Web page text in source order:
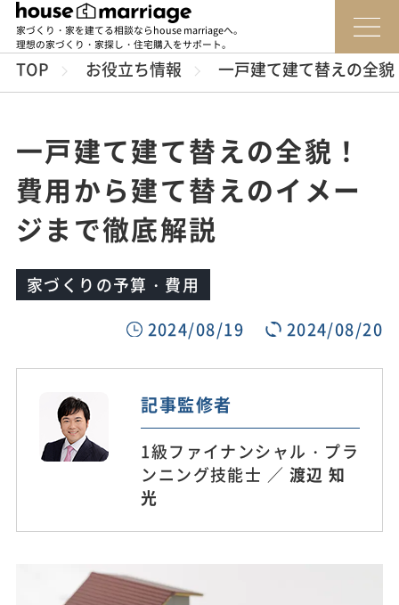
家づくり・家を建てる相談ならhouse marriageへ。
理想の家づくり・家探し・住宅購入をサポート。
TOP お役立ち情報 一戸建て建て替えの全
一戸建て建て替えの全貌！
費用から建て替えのイメー
ジまで徹底解説
家づくりの予算・費用
2024/08/19
2024/08/20
記事監修者
1級ファイナンシャル・プラ
ンニング技能士 ／ 渡辺 知
光